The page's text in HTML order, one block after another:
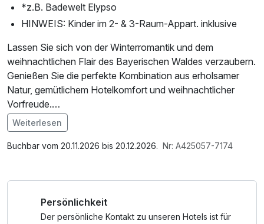
*z.B. Badewelt Elypso
HINWEIS: Kinder im 2- & 3-Raum-Appart. inklusive
Lassen Sie sich von der Winterromantik und dem
weihnachtlichen Flair des Bayerischen Waldes verzaubern.
Genießen Sie die perfekte Kombination aus erholsamer
Natur, gemütlichem Hotelkomfort und weihnachtlicher
Vorfreude.
Das Village Hotel bietet Ihnen eine warme und einladende
Atmosphäre, ideal für eine Auszeit in der Winteridylle des
Bayerischen Waldes. Die gemütlich eingerichteten Zimmer
In der Adventszeit verwandelt sich die Region in ein echtes
Winterwunderland. Rund um das Village Hotel erwarten Sie
Im Angebot enthalten
Leihbademantel, Parkplatz, W-LAN Nutzung /
Weiterlesen
Buchbar vom 20.11.2026 bis 20.12.2026. Nr: A425057-7174
Persönlichkeit
Der persönliche Kontakt zu unseren Hotels ist für